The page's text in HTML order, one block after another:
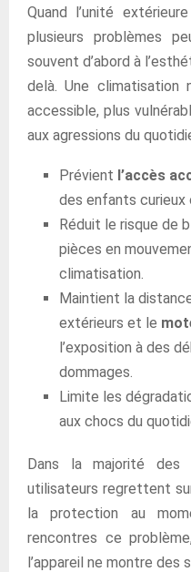
Quand l’unité
plusieurs problèmes
souvent d’abord à
delà. Une climatisation
accessible, plus
aux agressions du
Prévient l’accès
des enfants curieux
Réduit le risque de
pièces en
climatisation.
Maintient la
extérieurs et le
l’exposition à des
dommages.
Limite les
aux chocs du
Dans la majorité
utilisateurs regrettent
la protection au
rencontres ce
l’appareil ne montre des